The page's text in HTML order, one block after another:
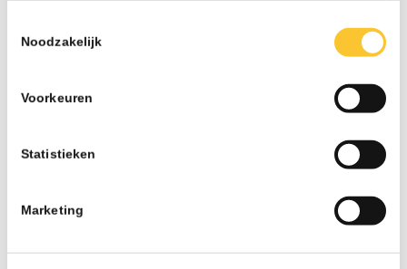
Noodzakelijk
Voorkeuren
Statistieken
Marketing
07-26 - 08:10
minimumloon per 1 juli
Nieuwsbrief week 24 Subsidie Praktijkleren &
Wijziging onbelaste reiskostenvergoeding
Nieuwsbrief week 21 Veranderingen BPL
verhogingen